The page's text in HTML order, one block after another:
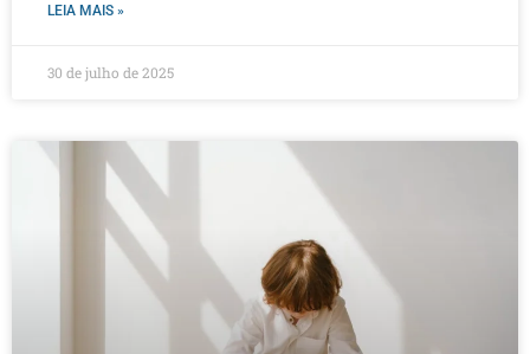
LEIA MAIS »
30 de julho de 2025